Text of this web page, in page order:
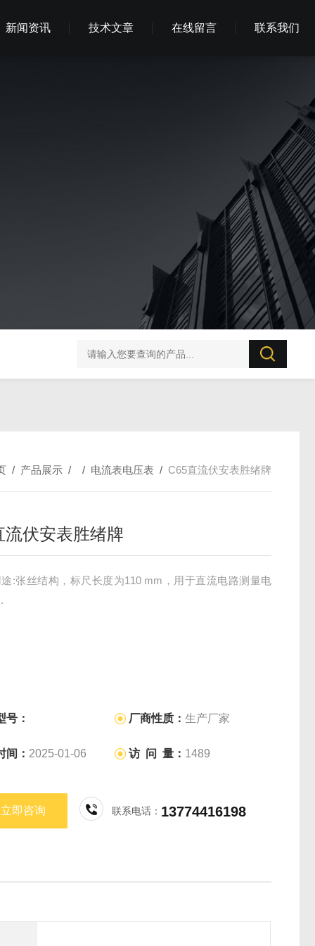
新闻资讯 技术文章 在线留言 联系我们
BZX-20S 变压器直流电阻测试仪 PC57直流电阻测量仪
/ 产品展示 / / 电流表电压表 / C65直流伏安表胜绪牌
流伏安表胜绪牌
:张丝结构，标尺长度为110 mm，用于直流电路测量电
号： 厂商性质：生产厂家
间： 2025-01-06 访 问 量： 1489
立即咨询 联系电话： 13774416198